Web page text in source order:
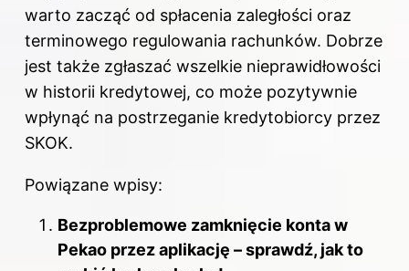
warto zacząć od spłacenia zaległości oraz
terminowego regulowania rachunków. Dobrze
jest także zgłaszać wszelkie nieprawidłowości
w historii kredytowej, co może pozytywnie
wpłynąć na postrzeganie kredytobiorcy przez
SKOK.
Powiązane wpisy:
Bezproblemowe zamknięcie konta w
Pekao przez aplikację – sprawdź, jak to